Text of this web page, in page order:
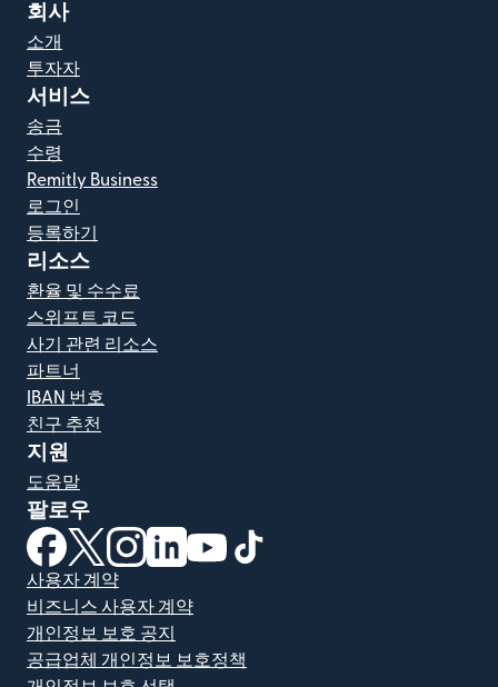
회사
소개
투자자
서비스
송금
수령
Remitly Business
로그인
등록하기
리소스
환율 및 수수료
스위프트 코드
사기 관련 리소스
파트너
IBAN 번호
친구 추천
지원
도움말
팔로우
(새 창에서 열림)
(새 창에서 열림)
(새 창에서 열림)
(새 창에서 열림)
(새 창에서 열림)
사용자 계약
비즈니스 사용자 계약
개인정보 보호 공지
공급업체 개인정보 보호정책